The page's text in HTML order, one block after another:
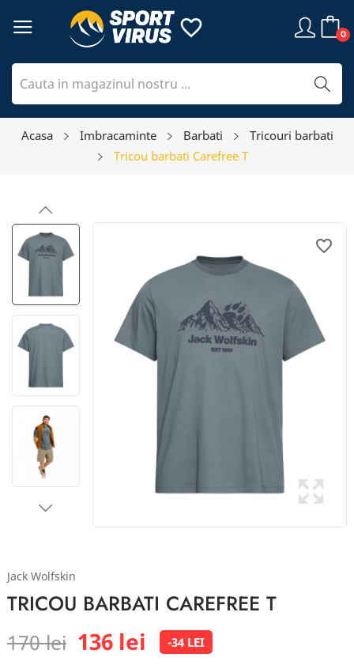
0
favorite_border
Acasa Imbracaminte Barbati
Tricouri barbati
Tricou barbati Carefree T
favorite_border
Jack Wolfskin
TRICOU BARBATI CAREFREE T
170 lei 136 lei -34 LEI